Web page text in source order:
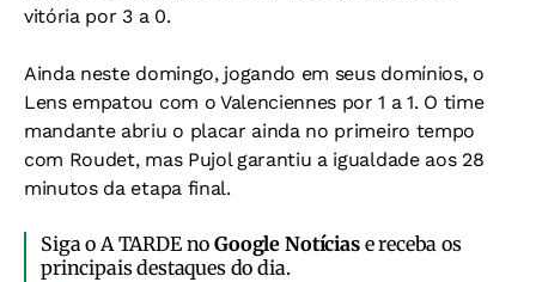
vitória por 3 a 0.
Ainda neste domingo, jogando em seus domínios, o
Lens empatou com o Valenciennes por 1 a 1. O time
mandante abriu o placar ainda no primeiro tempo
com Roudet, mas Pujol garantiu a igualdade aos 28
minutos da etapa final.
Siga o A TARDE noGoogle Notíciase receba os
principais destaques do dia.